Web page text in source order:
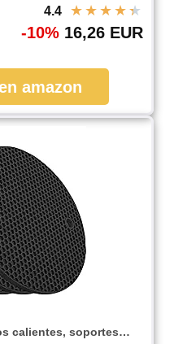
4.4 ★ ★ ★ ★ ★
-10% 16,26 EUR
amazon
calientes, soportes…